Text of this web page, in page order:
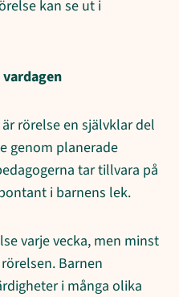
kan se ut i
rörelse en självklar del
genom planerade
tar tillvara på
i barnens lek.
varje vecka, men minst
Barnen
i många olika